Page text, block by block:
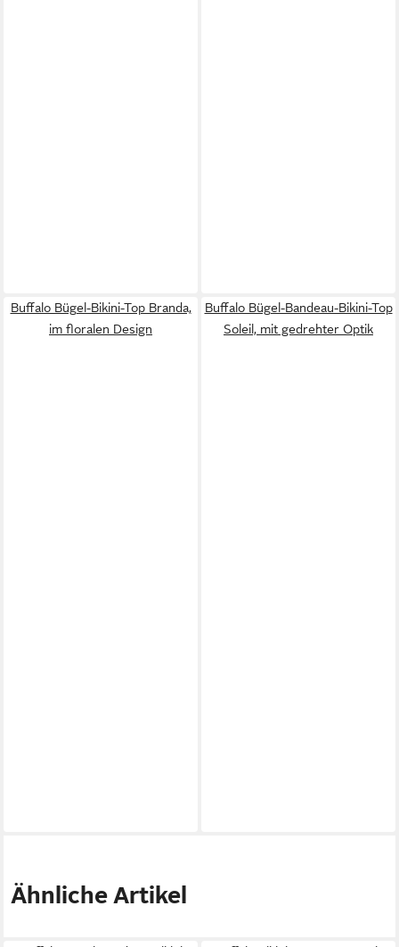
Buffalo Bügel-Bikini-Top Branda,
im floralen Design
Buffalo Bügel-Bandeau-Bikini-Top
Soleil, mit gedrehter Optik
Ähnliche Artikel